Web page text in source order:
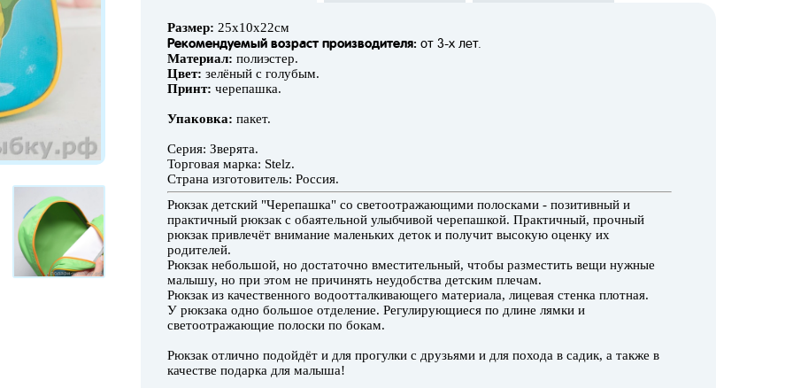
Размер: 25х10х22см
Рекомендуемый возраст производителя: от 3-х лет.
Материал: полиэстер.
Цвет: зелёный с голубым.
Принт: черепашка.
Упаковка: пакет.
Серия: Зверята.
Торговая марка: Stelz.
Страна изготовитель: Россия.
Рюкзак детский "Черепашка" со светоотражающими полосками - позитивный и
практичный рюкзак с обаятельной улыбчивой черепашкой. Практичный, прочный
рюкзак привлечёт внимание маленьких деток и получит высокую оценку их
родителей.
Рюкзак небольшой, но достаточно вместительный, чтобы разместить вещи нужные
малышу, но при этом не причинять неудобства детским плечам.
Рюкзак из качественного водоотталкивающего материала, лицевая стенка плотная.
У рюкзака одно большое отделение. Регулирующиеся по длине лямки и
светоотражающие полоски по бокам.
Рюкзак отлично подойдёт и для прогулки с друзьями и для похода в садик, а также в
качестве подарка для малыша!